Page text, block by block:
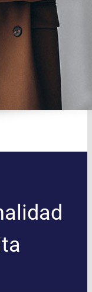
365
Central,
deQE cash
la
idónea para
su tesorería.